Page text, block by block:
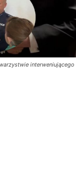
interweniującego